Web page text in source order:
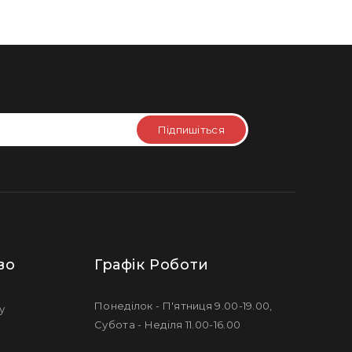
Підпишіться
Графік Роботи
Понеділок - П'ятниця 9.00-19.00,
Субота - Неділя 11.00-16.00